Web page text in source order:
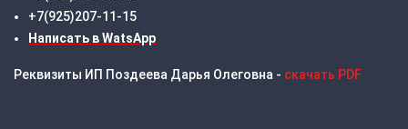
+7(925)207-11-15
Написать в WatsApp
Реквизиты ИП Поздеева Дарья Олеговна - скачать PDF